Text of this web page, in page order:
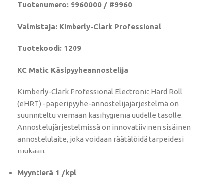
Tuotenumero: 9960000 / #9960
Valmistaja: Kimberly-Clark Professional
Tuotekoodi: 1209
KC Matic Käsipyyheannostelija
Kimberly-Clark Professional Electronic Hard Roll
(eHRT) -paperipyyhe-annostelijajärjestelmä on
suunniteltu viemään käsihygienia uudelle tasolle.
Annostelujärjestelmissä on innovatiivinen sisäinen
annostelulaite, joka voidaan räätälöidä tarpeidesi
mukaan.
Myyntierä 1 /kpl